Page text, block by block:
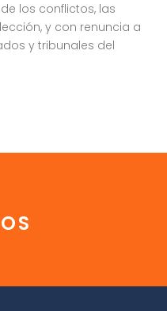
los conflictos, las
y con renuncia a
y tribunales del